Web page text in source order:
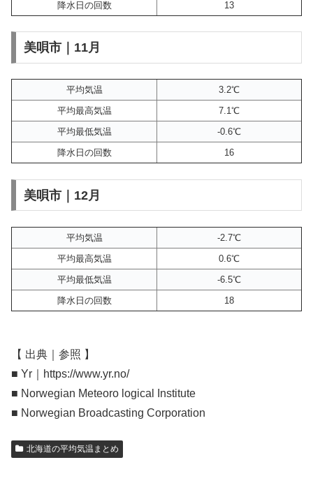
降水日の回数
13
美唄市｜11月
平均気温
3.2℃
平均最高気温
7.1℃
平均最低気温
-0.6℃
降水日の回数
16
美唄市｜12月
平均気温
-2.7℃
平均最高気温
0.6℃
平均最低気温
-6.5℃
降水日の回数
18
【 出典｜参照 】
■ Yr｜https://www.yr.no/
■ Norwegian Meteoro logical Institute
■ Norwegian Broadcasting Corporation
北海道の平均気温まとめ